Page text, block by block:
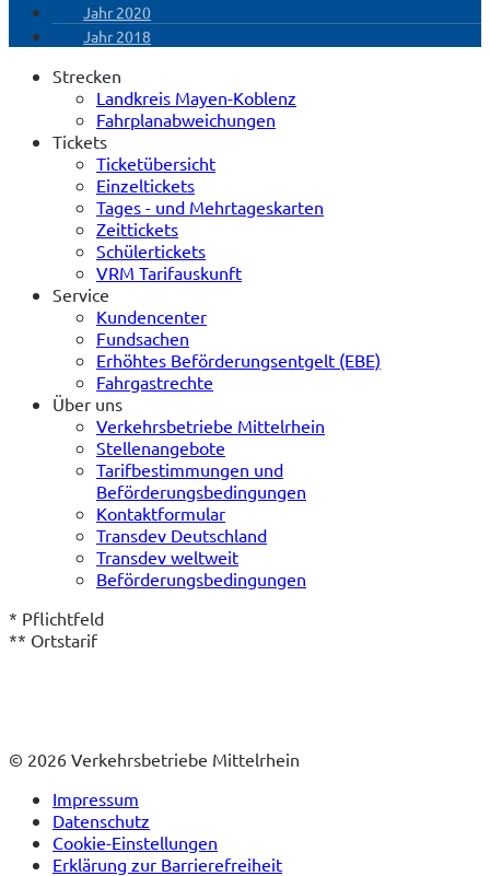
Jahr 2020
Jahr 2018
Strecken
Landkreis Mayen-Koblenz
Fahrplanabweichungen
Tickets
Ticketübersicht
Einzeltickets
Tages - und Mehrtageskarten
Zeittickets
Schülertickets
VRM Tarifauskunft
Service
Kundencenter
Fundsachen
Erhöhtes Beförderungsentgelt (EBE)
Fahrgastrechte
Über uns
Verkehrsbetriebe Mittelrhein
Stellenangebote
Tarifbestimmungen und
Beförderungsbedingungen
Kontaktformular
Transdev Deutschland
Transdev weltweit
Beförderungsbedingungen
* Pflichtfeld
** Ortstarif
© 2026 Verkehrsbetriebe Mittelrhein
Impressum
Datenschutz
Cookie-Einstellungen
Erklärung zur Barrierefreiheit